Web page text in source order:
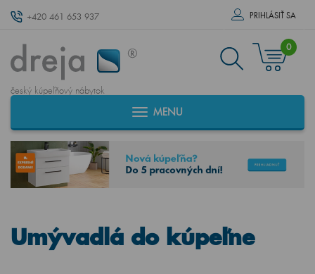
+420 461 653 937 PRIHLÁSIŤ SA
český kúpeľňový nábytok
0
MENU
Umývadlá do kúpeľne